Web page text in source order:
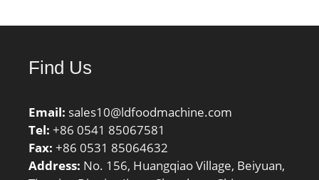
Inch | 26 Millimeter;
Ocultación:6216NR;
Largo adj.ID:1; ro:0.6;
Corporation:0.04; B_:26;
da min:89;
Escondido.:ecat_NSRDGB
; Régimen del
DI_:35.556;
Find Us
Email: sales10@ldfoodmachine.com
Tel: +86 0541 85067581
Fax: +86 0531 85064632
Address: No. 156, Huangqiao Village, Beiyuan,